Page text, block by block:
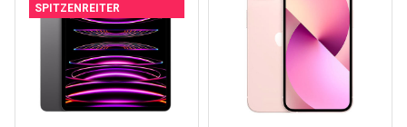
SPITZENREITER